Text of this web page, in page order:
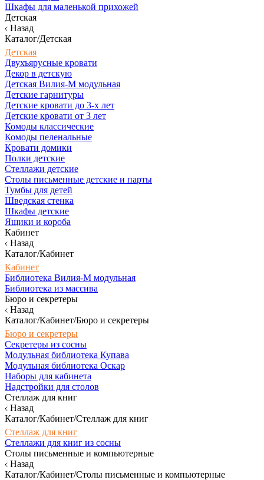
Шкафы для маленькой прихожей
Детская
Назад
Каталог/Детская
Детская
Двухъярусные кровати
Декор в детскую
Детская Вилия-М модульная
Детские гарнитуры
Детские кровати до 3-х лет
Детские кровати от 3 лет
Комоды классические
Комоды пеленальные
Кровати домики
Полки детские
Стеллажи детские
Столы письменные детские и парты
Тумбы для детей
Шведская стенка
Шкафы детские
Ящики и короба
Кабинет
Назад
Каталог/Кабинет
Кабинет
Библиотека Вилия-М модульная
Библиотека из массива
Бюро и секретеры
Назад
Каталог/Кабинет/Бюро и секретеры
Бюро и секретеры
Секретеры из сосны
Модульная библиотека Купава
Модульная библиотека Оскар
Наборы для кабинета
Надстройки для столов
Стеллаж для книг
Назад
Каталог/Кабинет/Стеллаж для книг
Стеллаж для книг
Стеллажи для книг из сосны
Столы письменные и компьютерные
Назад
Каталог/Кабинет/Столы письменные и компьютерные